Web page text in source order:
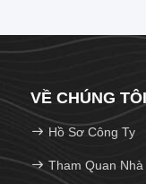
VỀ CHÚNG TÔI
Hồ Sơ Công Ty
Tham Quan Nhà